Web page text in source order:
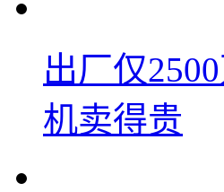
出厂仅
机卖得贵